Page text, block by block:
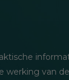
werking van